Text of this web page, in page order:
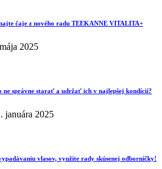
čaje z nového radu TEEKANNE VITALITA+
2025
ne správne starať a udržať ich v najlepšej kondícii?
januára 2025
vlasov, využite rady skúsenej odborníčky!